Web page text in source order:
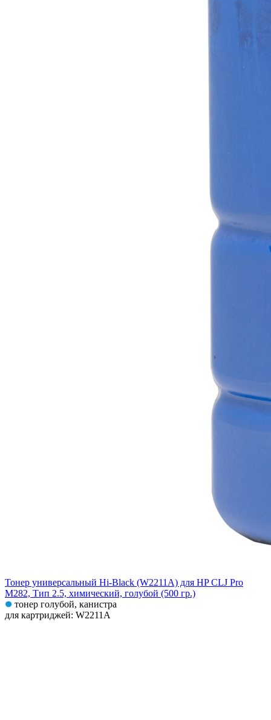
Тонер универсальный Hi-Black (W2211A) для HP CLJ Pro
M282, Тип 2.5, химический, голубой (500 гр.)
тонер голубой, канистра
для картриджей: W2211A